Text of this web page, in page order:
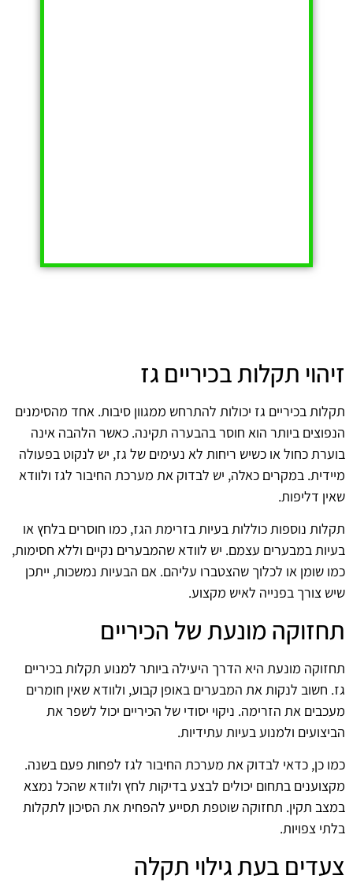
זיהוי תקלות בכיריים גז
תקלות בכיריים גז יכולות להתרחש ממגוון סיבות. אחד מהסימנים
הנפוצים ביותר הוא חוסר בהבערה תקינה. כאשר הלהבה אינה
בוערת כחול או כשיש ריחות לא נעימים של גז, יש לנקוט בפעולה
מיידית. במקרים כאלה, יש לבדוק את מערכת החיבור לגז ולוודא
שאין דליפות.
תקלות נוספות כוללות בעיות בזרימת הגז, כמו חוסרים בלחץ או
בעיות במבערים עצמם. יש לוודא שהמבערים נקיים וללא חסימות,
כמו שומן או לכלוך שהצטברו עליהם. אם הבעיות נמשכות, ייתכן
שיש צורך בפנייה לאיש מקצוע.
תחזוקה מונעת של הכיריים
תחזוקה מונעת היא הדרך היעילה ביותר למנוע תקלות בכיריים
גז. חשוב לנקות את המבערים באופן קבוע, ולוודא שאין חומרים
מעכבים את הזרימה. ניקוי יסודי של הכיריים יכול לשפר את
הביצועים ולמנוע בעיות עתידיות.
כמו כן, כדאי לבדוק את מערכת החיבור לגז לפחות פעם בשנה.
מקצוענים בתחום יכולים לבצע בדיקות לחץ ולוודא שהכל נמצא
במצב תקין. תחזוקה שוטפת תסייע להפחית את הסיכון לתקלות
בלתי צפויות.
צעדים בעת גילוי תקלה